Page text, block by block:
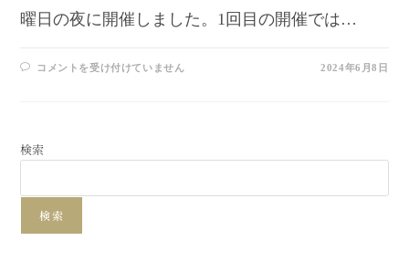
曜日の夜に開催しました。1回目の開催では…
コメントを受け付けていません 2024年6月8日
検索
検索